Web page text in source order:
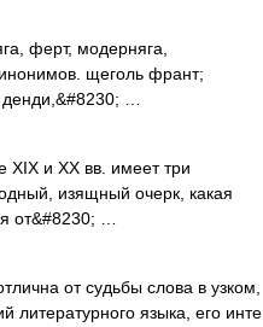
ферт, модерняга,
щеголь франт;
…
XIX и XX вв. имеет три
изящный очерк, какая
от&#8230; …
от судьбы слова в узком,
литературного языка, его инте